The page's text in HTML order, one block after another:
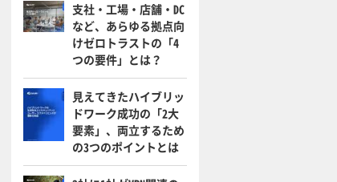
支社・工場・店舗・DC
など、あらゆる拠点向
けゼロトラストの「4
つの要件」とは？
見えてきたハイブリッ
ドワーク成功の「2大
要素」、両立するため
の3つのポイントとは